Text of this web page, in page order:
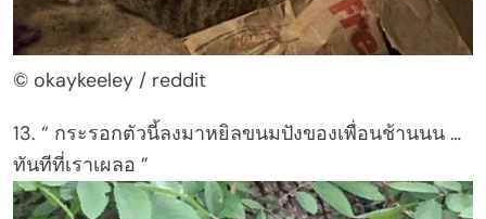
© okaykeeley / reddit
13. “ กระรอกตัวนี้ลงมาหยิลขนมปังของเพื่อนช้านนน …
ทันทีที่เราเผลอ ”